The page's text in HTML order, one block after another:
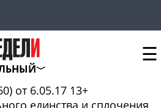
☰
от 6.05.17 13+
единства и сплочения